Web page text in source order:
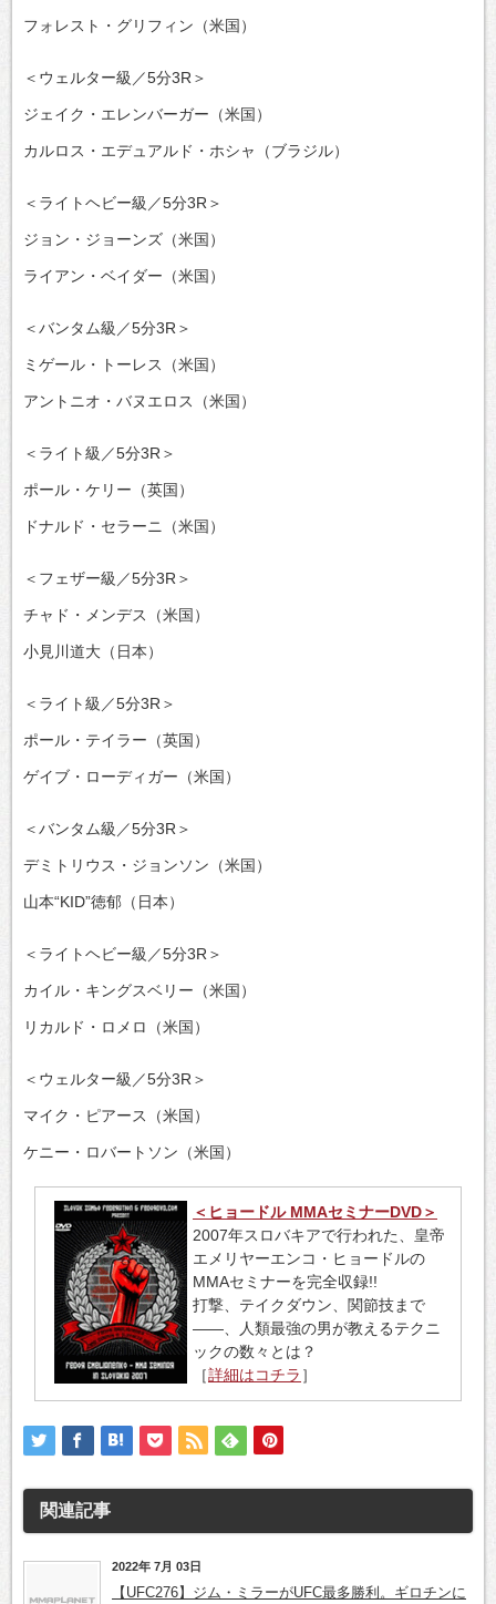
フォレスト・グリフィン（米国）
＜ウェルター級／5分3R＞
ジェイク・エレンバーガー（米国）
カルロス・エデュアルド・ホシャ（ブラジル）
＜ライトヘビー級／5分3R＞
ジョン・ジョーンズ（米国）
ライアン・ベイダー（米国）
＜バンタム級／5分3R＞
ミゲール・トーレス（米国）
アントニオ・バヌエロス（米国）
＜ライト級／5分3R＞
ポール・ケリー（英国）
ドナルド・セラーニ（米国）
＜フェザー級／5分3R＞
チャド・メンデス（米国）
小見川道大（日本）
＜ライト級／5分3R＞
ポール・テイラー（英国）
ゲイブ・ローディガー（米国）
＜バンタム級／5分3R＞
デミトリウス・ジョンソン（米国）
山本“KID”徳郁（日本）
＜ライトヘビー級／5分3R＞
カイル・キングスベリー（米国）
リカルド・ロメロ（米国）
＜ウェルター級／5分3R＞
マイク・ピアース（米国）
ケニー・ロバートソン（米国）
＜ヒョードル MMAセミナーDVD＞
2007年スロバキアで行われた、皇帝
エメリヤーエンコ・ヒョードルの
MMAセミナーを完全収録!!
打撃、テイクダウン、関節技まで
――、人類最強の男が教えるテクニ
ックの数々とは？
［詳細はコチラ ］
関連記事
2022年 7月 03日
【UFC276】ジム・ミラーがUFC最多勝利。ギロチンに